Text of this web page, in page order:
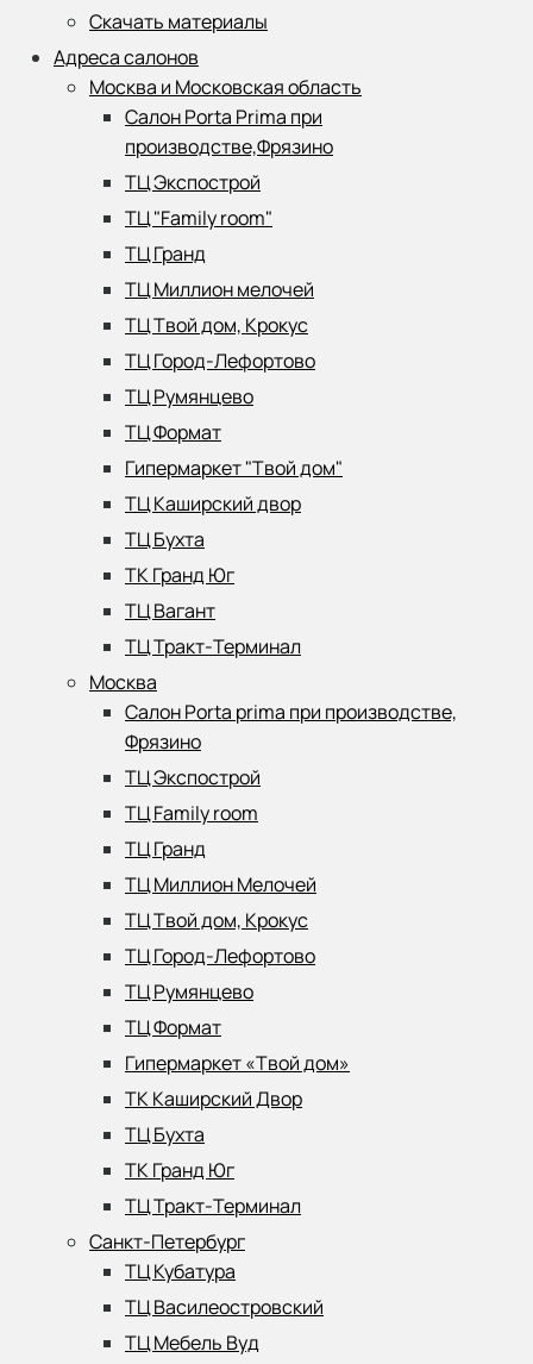
Скачать материалы
Адреса салонов
Москва и Московская область
Салон Porta Prima при
производстве,Фрязино
ТЦ Экспострой
ТЦ "Family room"
ТЦ Гранд
ТЦ Миллион мелочей
ТЦ Твой дом, Крокус
ТЦ Город-Лефортово
ТЦ Румянцево
ТЦ Формат
Гипермаркет "Твой дом"
ТЦ Каширский двор
ТЦ Бухта
ТК Гранд Юг
ТЦ Вагант
ТЦ Тракт-Терминал
Москва
Салон Porta prima при производстве,
Фрязино
ТЦ Экспострой
ТЦ Family room
ТЦ Гранд
ТЦ Миллион Мелочей
ТЦ Твой дом, Крокус
ТЦ Город-Лефортово
ТЦ Румянцево
ТЦ Формат
Гипермаркет «Твой дом»
ТК Каширский Двор
ТЦ Бухта
ТК Гранд Юг
ТЦ Тракт-Терминал
Санкт-Петербург
ТЦ Кубатура
ТЦ Василеостровский
ТЦ Мебель Вуд